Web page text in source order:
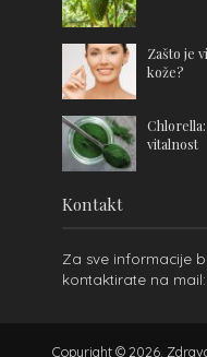
Zašto je
kože?
vitalnost
Kontakt
Za sve informacije
kontaktirate na
Copyright © 2026.